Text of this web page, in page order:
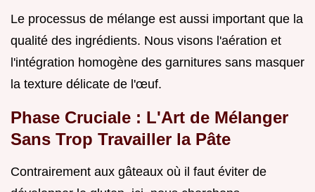
Le processus de mélange est aussi important que la
qualité des ingrédients. Nous visons l'aération et
l'intégration homogène des garnitures sans masquer
la texture délicate de l'œuf.
Phase Cruciale : L'Art de Mélanger
Sans Trop Travailler la Pâte
Contrairement aux gâteaux où il faut éviter de